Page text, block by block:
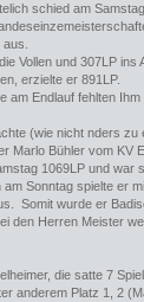
schied am
Vollen und 307LP ins
erzielte er 891LP.
am Endlauf fehlten Ihm
(wie nicht nders zu
Marlo Bühler vom KV
1069LP und war
Sonntag spielte er
Somit wurde er
den Herren Meister
die satte 7
anderem Platz 1, 2